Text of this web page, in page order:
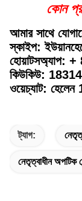
কোন
আমার সাথে
স্কাইপ:
হোয়াটসঅ্যাপ:
কিউকিউ:
ওয়েচ্যাট:
ট্যাগ:
নেতৃত্বাধীন অপটিক